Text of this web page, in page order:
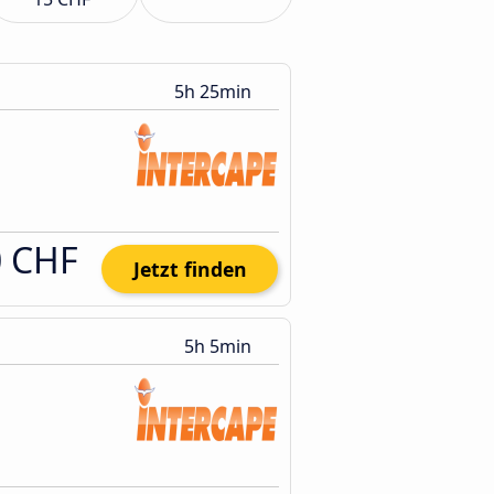
5h 25min
Jetzt finden
5h 5min